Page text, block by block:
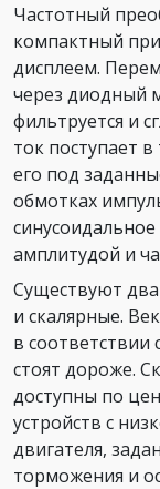
Частотный
компактный
дисплеем.
через диодный
фильтруется и
ток поступает
его под
обмотках
амплитудой и
Существуют
и скалярные.
в
стоят дороже.
доступны по
устройств с
двигателя,
торможения и